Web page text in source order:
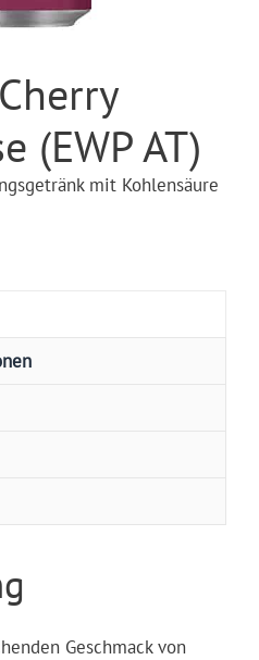
(EWP AT)
mit Kohlensäure
Geschmack von